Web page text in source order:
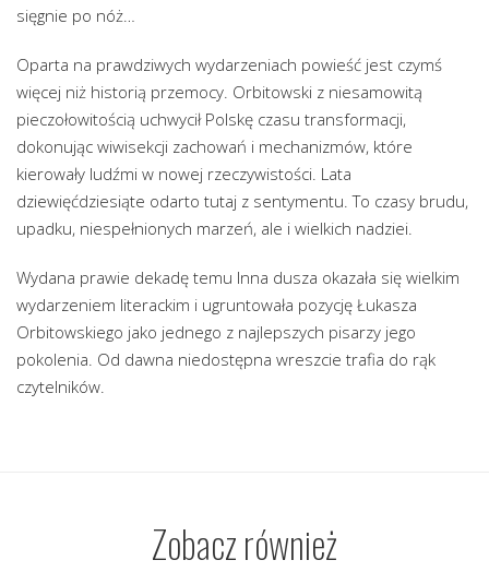
sięgnie po nóż…
Oparta na prawdziwych wydarzeniach powieść jest czymś
więcej niż historią przemocy. Orbitowski z niesamowitą
pieczołowitością uchwycił Polskę czasu transformacji,
dokonując wiwisekcji zachowań i mechanizmów, które
kierowały ludźmi w nowej rzeczywistości. Lata
dziewięćdziesiąte odarto tutaj z sentymentu. To czasy brudu,
upadku, niespełnionych marzeń, ale i wielkich nadziei.
Wydana prawie dekadę temu Inna dusza okazała się wielkim
wydarzeniem literackim i ugruntowała pozycję Łukasza
Orbitowskiego jako jednego z najlepszych pisarzy jego
pokolenia. Od dawna niedostępna wreszcie trafia do rąk
czytelników.
Zobacz również